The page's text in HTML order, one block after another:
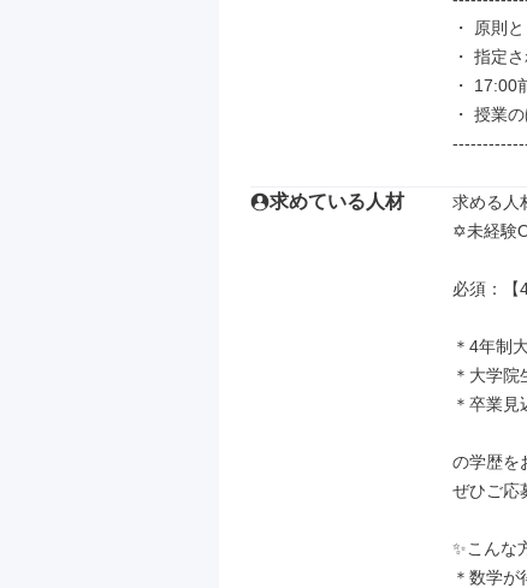
・ 原則
・ 指定
・ 17:00
・ 授業
求めている人材
求める人
✡️未経験
必須：【
＊4年制
＊大学院
＊卒業見
の学歴を
ぜひご応
✨こんな
＊数学